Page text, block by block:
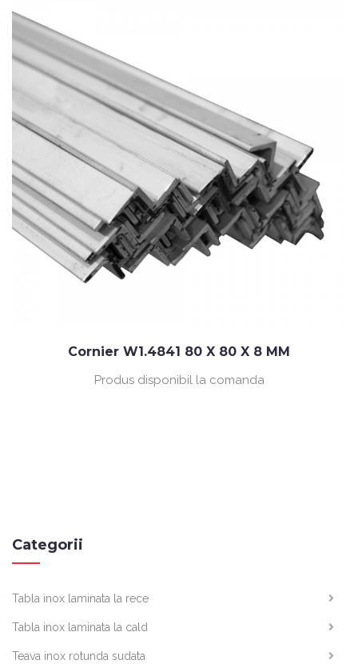
Cornier W1.4841 80 X 80 X 8 MM
Produs disponibil la comanda
Categorii
Tabla inox laminata la rece
Tabla inox laminata la cald
Teava inox rotunda sudata